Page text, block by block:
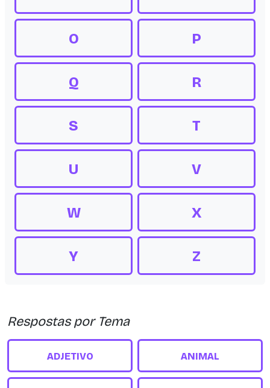
O P
Q R
S T
U V
W X
Y Z
Respostas por Tema
ADJETIVO ANIMAL